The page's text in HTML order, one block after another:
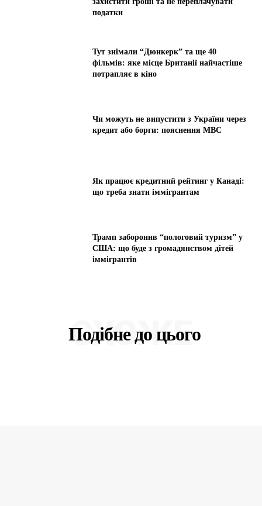
податки
Тут знімали “Дюнкерк” та ще 40
фільмів: яке місце Британії найчастіше
потрапляє в кіно
Чи можуть не випустити з України через
кредит або борги: пояснення МВС
Як працює кредитний рейтинг у Канаді:
що треба знати іммігрантам
Трамп заборонив “пологовий туризм” у
США: що буде з громадянством дітей
іммігрантів
Подібне до цього
СХОЖЕ